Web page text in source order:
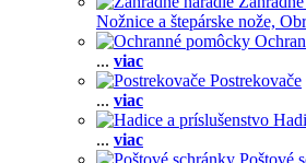
Nožnice a štepárske nože,
... viac
Postrekovače
... viac
... viac
Poštové